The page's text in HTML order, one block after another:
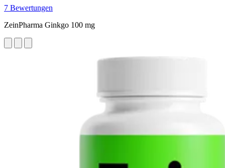
7 Bewertungen
ZeinPharma Ginkgo 100 mg